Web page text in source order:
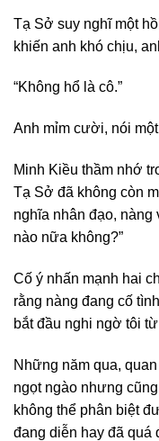
Tạ Sở suy nghĩ một
khiến anh khó chịu,
“Không hổ là cô.”
Anh mỉm cười, nói
Minh Kiều thầm nhớ
Tạ Sở đã không còn
nghĩa nhân đạo, nàng
nào nữa không?”
Cố ý nhấn mạnh hai
rằng nàng đang cố
bắt đầu nghi ngờ tôi
Những năm qua,
ngọt ngào nhưng
không thể phân biệt
đang diễn hay đã quá